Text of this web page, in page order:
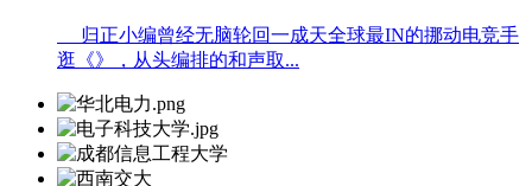
归正小编曾经无脑轮回一成天全球最IN的挪动电竞手
逛《》，从头编排的和声取...